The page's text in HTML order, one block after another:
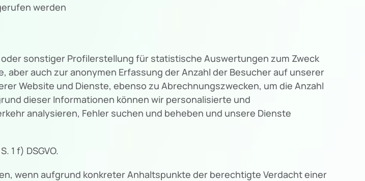
werden
sonstiger Profilerstellung für statistische Auswertungen zum Zweck
auch zur anonymen Erfassung der Anzahl der Besucher auf unserer
Website und Dienste, ebenso zu Abrechnungszwecken, um die Anzahl
dieser Informationen können wir personalisierte und
analysieren, Fehler suchen und beheben und unsere Dienste
1 f) DSGVO.
wenn aufgrund konkreter Anhaltspunkte der berechtigte Verdacht einer